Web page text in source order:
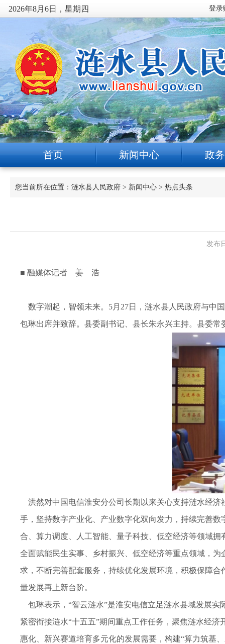
2026年8月6日，星期四
首页 新闻中心 政
您当前所在位置： 涟水县人民政府 > 新闻中心 > 热点头条
发布
■ 融媒体记者 姜 浩
数字潮起，智领未来。5月27日，涟水县人民政府与中
包琳出席并致辞。县委副书记、县长朱永兴主持。县委
洪然对中国电信淮安分公司长期以来关心支持涟水经济
手，坚持数字产业化、产业数字化双向发力，持续完善
合、算力调度、人工智能、量子科技、低空经济等领域
全面赋能民生实事、乡村振兴、低空经济等重点领域，
求，不断完善配套服务，持续优化发展环境，积极保障
量发展再上新台阶。
包琳表示，“智云涟水”是淮安电信立足涟水县域发展实
紧密衔接涟水“十五五”期间重点工作任务，聚焦涟水经
惠化、新兴赛道培育多元化的发展需要，构建“算力筑基